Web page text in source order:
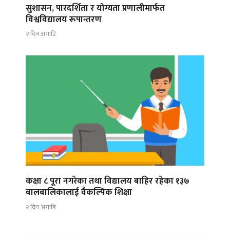
सुशासन, पारदर्शिता र योग्यता प्रणालीमार्फत
विश्वविद्यालय रूपान्तरण
२ दिन अगाडि
कक्षा ८ पूरा नगरेका तथा विद्यालय बाहिर रहेका १३७
बालबालिकालाई वैकल्पिक शिक्षा
२ दिन अगाडि